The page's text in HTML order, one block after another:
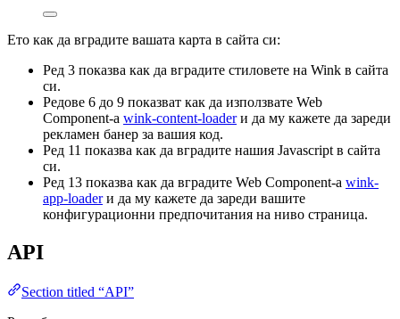
Ето как да вградите вашата карта в сайта си:
Ред 3 показва как да вградите стиловете на Wink в сайта
си.
Редове 6 до 9 показват как да използвате Web
Component-а wink-content-loaderи да му кажете да зареди
рекламен банер за вашия код.
Ред 11 показва как да вградите нашия Javascript в сайта
си.
Ред 13 показва как да вградите Web Component-а wink-
app-loaderи да му кажете да зареди вашите
конфигурационни предпочитания на ниво страница.
API
Section titled “API”